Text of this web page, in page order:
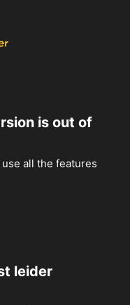
is out of
all the features
leider